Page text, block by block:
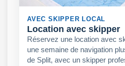
AVEC SKIPPER LOCAL
Location avec skipper
Réservez une location avec
une semaine de navigation
de Split, avec un skipper